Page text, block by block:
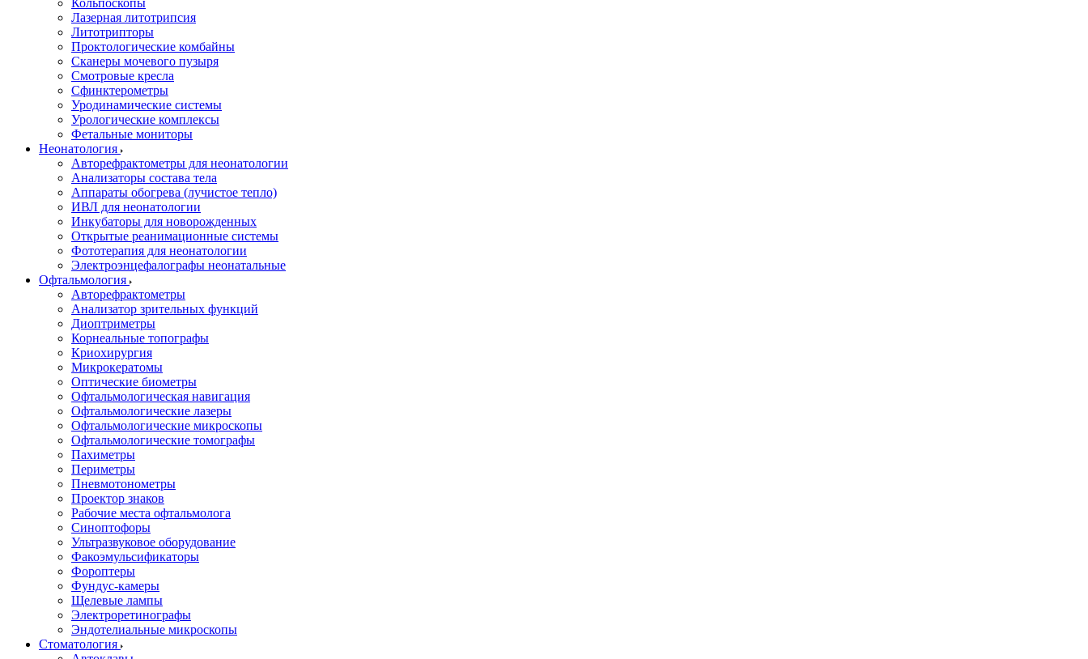
Кольпоскопы
Лазерная литотрипсия
Литотрипторы
Проктологические комбайны
Сканеры мочевого пузыря
Смотровые кресла
Сфинктерометры
Уродинамические системы
Урологические комплексы
Фетальные мониторы
Неонатология
Авторефрактометры для неонатологии
Анализаторы состава тела
Аппараты обогрева (лучистое тепло)
ИВЛ для неонатологии
Инкубаторы для новорожденных
Открытые реанимационные системы
Фототерапия для неонатологии
Электроэнцефалографы неонатальные
Офтальмология
Авторефрактометры
Анализатор зрительных функций
Диоптриметры
Корнеальные топографы
Криохирургия
Микрокератомы
Оптические биометры
Офтальмологическая навигация
Офтальмологические лазеры
Офтальмологические микроскопы
Офтальмологические томографы
Пахиметры
Периметры
Пневмотонометры
Проектор знаков
Рабочие места офтальмолога
Синоптофоры
Ультразвуковое оборудование
Факоэмульсификаторы
Фороптеры
Фундус-камеры
Щелевые лампы
Электроретинографы
Эндотелиальные микроскопы
Стоматология